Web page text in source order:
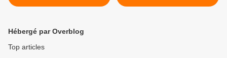
Paris 17e >
Hébergé par Overblog
Top articles